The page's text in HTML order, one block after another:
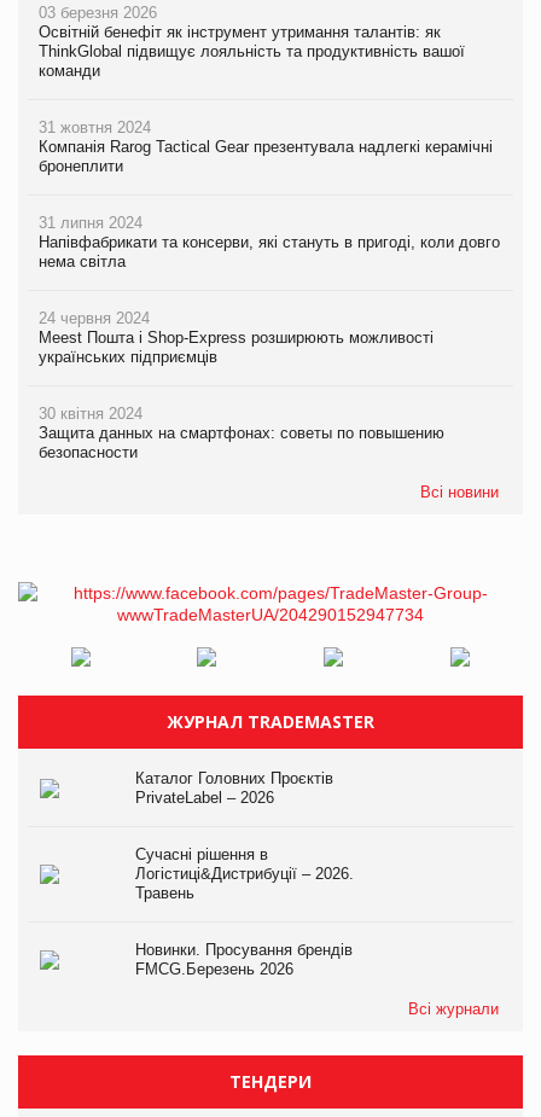
03 березня 2026
Освітній бенефіт як інструмент утримання талантів: як
ThinkGlobal підвищує лояльність та продуктивність вашої
команди
31 жовтня 2024
Компанія Rarog Tactical Gear презентувала надлегкі керамічні
бронеплити
31 липня 2024
Напівфабрикати та консерви, які стануть в пригоді, коли довго
нема світла
24 червня 2024
Meest Пошта і Shop-Express розширюють можливості
українських підприємців
30 квітня 2024
Защита данных на смартфонах: советы по повышению
безопасности
Всі новини
ЖУРНАЛ TRADEMASTER
Каталог Головних Проєктів
PrivateLabel – 2026
Сучасні рішення в
Логістиці&Дистрибуції – 2026.
Травень
Новинки. Просування брендів
FMCG.Березень 2026
Всі журнали
ТЕНДЕРИ